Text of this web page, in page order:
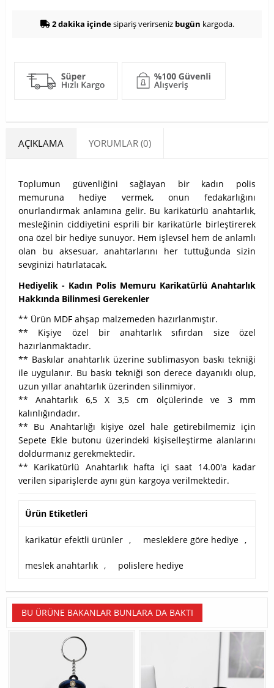
2 dakika içindesipariş verirseniz bugün kargoda.
AÇIKLAMA YORUMLAR (0)
Toplumun güvenliğini sağlayan bir kadın polis
memuruna hediye vermek, onun fedakarlığını
onurlandırmak anlamına gelir. Bu karikatürlü anahtarlık,
mesleğinin ciddiyetini esprili bir karikatürle birleştirerek
ona özel bir hediye sunuyor. Hem işlevsel hem de anlamlı
olan bu aksesuar, anahtarlarını her tuttuğunda sizin
sevginizi hatırlatacak.
Hediyelik - Kadın Polis Memuru Karikatürlü Anahtarlık
Hakkında Bilinmesi Gerekenler
** Ürün MDF ahşap malzemeden hazırlanmıştır.
** Kişiye özel bir anahtarlık sıfırdan size özel
hazırlanmaktadır.
** Baskılar anahtarlık üzerine sublimasyon baskı tekniği
ile uygulanır. Bu baskı tekniği son derece dayanıklı olup,
uzun yıllar anahtarlık üzerinden silinmiyor.
** Anahtarlık 6,5 X 3,5 cm ölçülerinde ve 3 mm
kalınlığındadır.
** Bu Anahtarlığı kişiye özel hale getirebilmemiz için
Sepete Ekle butonu üzerindeki kişiselleştirme alanlarını
doldurmanız gerekmektedir.
** Karikatürlü Anahtarlık hafta içi saat 14.00'a kadar
verilen siparişlerde aynı gün kargoya verilmektedir.
Ürün Etiketleri
karikatür efektli ürünler , mesleklere göre hediye ,
meslek anahtarlık , polislere hediye
BU ÜRÜNE BAKANLAR BUNLARA DA BAKTI